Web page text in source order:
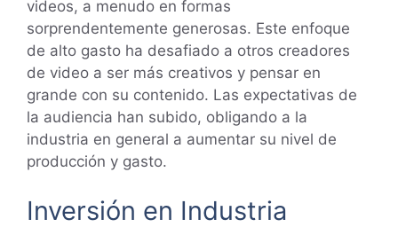
videos, a menudo en formas
sorprendentemente generosas. Este enfoque
de alto gasto ha desafiado a otros creadores
de video a ser más creativos y pensar en
grande con su contenido. Las expectativas de
la audiencia han subido, obligando a la
industria en general a aumentar su nivel de
producción y gasto.
Inversión en Industria